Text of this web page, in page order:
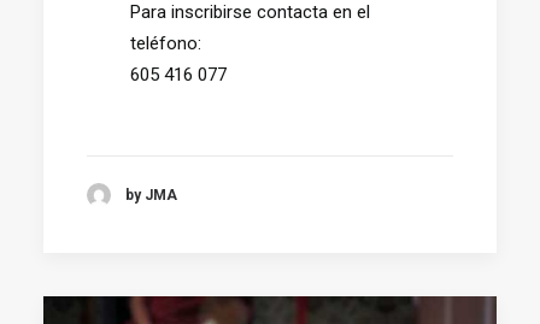
Para inscribirse contacta en el
teléfono:
605 416 077
by JMA